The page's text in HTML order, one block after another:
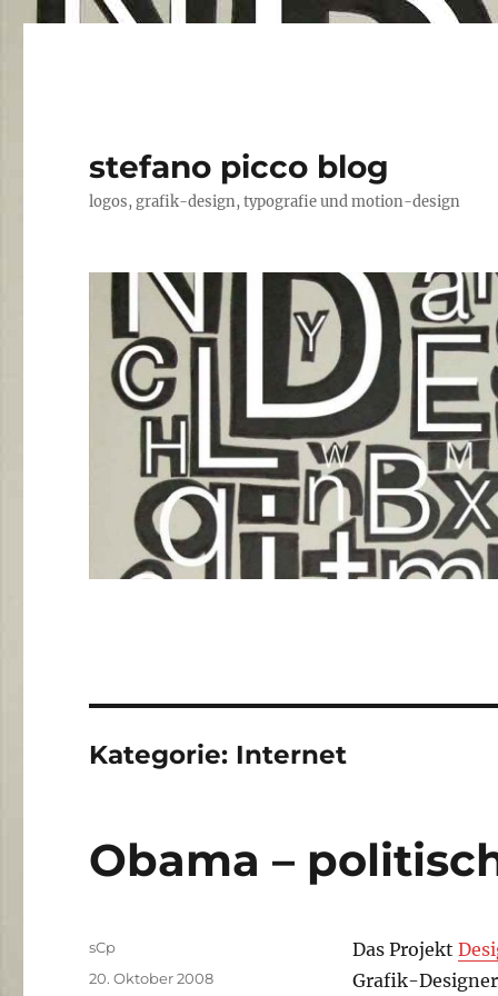
stefano picco blog
logos, grafik-design, typografie und motion-design
Kategorie: Internet
Obama –
Das Projekt
Grafik-
Autor
sCp
Veröffentlicht
20. Oktober 2008